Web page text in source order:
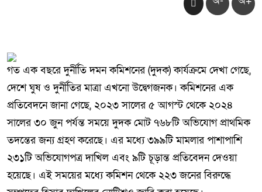
গত এক বছরে দুর্নীতি দমন কমিশনের (দুদক) কার্যক্রমে দেখা গেছে,
দেশে ঘুষ ও দুর্নীতির মাত্রা এখনো উদ্বেগজনক। কমিশনের এক
প্রতিবেদনে জানা গেছে, ২০২৩ সালের ৫ আগস্ট থেকে ২০২৪
সালের ৩০ জুন পর্যন্ত সময়ে দুদক মোট ৭৬৮টি অভিযোগ প্রাথমিক
তদন্তের জন্য গ্রহণ করেছে। এর মধ্যে ৩৯৯টি মামলার পাশাপাশি
২৩১টি অভিযোগপত্র দাখিল এবং ৯টি চূড়ান্ত প্রতিবেদন দেওয়া
হয়েছে। এই সময়ের মধ্যে কমিশন থেকে ২২৩ জনের বিরুদ্ধে